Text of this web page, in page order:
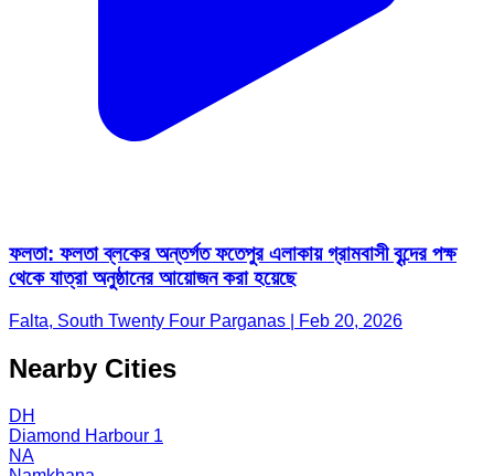
ফলতা: ফলতা ব্লকের অন্তর্গত ফতেপুর এলাকায় গ্রামবাসী বৃন্দের পক্ষ
থেকে যাত্রা অনুষ্ঠানের আয়োজন করা হয়েছে
Falta, South Twenty Four Parganas | Feb 20, 2026
Nearby Cities
DH
Diamond Harbour 1
NA